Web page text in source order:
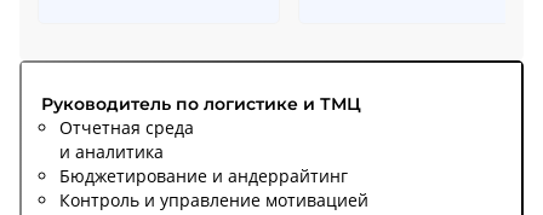
Руководитель по логистике и ТМЦ
Отчетная среда
и аналитика
Бюджетирование и андеррайтинг
Контроль и управление мотивацией